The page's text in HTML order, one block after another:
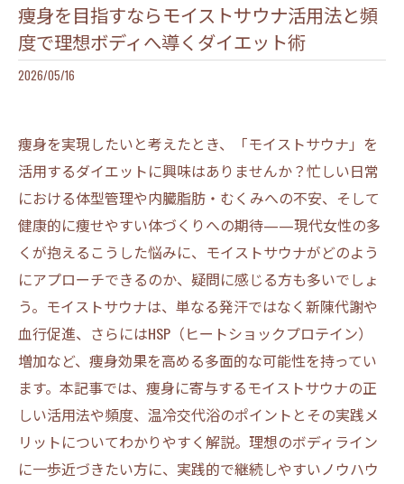
痩身を目指すならモイストサウナ活用法と頻
度で理想ボディへ導くダイエット術
2026/05/16
痩身を実現したいと考えたとき、「モイストサウナ」を
活用するダイエットに興味はありませんか？忙しい日常
における体型管理や内臓脂肪・むくみへの不安、そして
健康的に痩せやすい体づくりへの期待——現代女性の多
くが抱えるこうした悩みに、モイストサウナがどのよう
にアプローチできるのか、疑問に感じる方も多いでしょ
う。モイストサウナは、単なる発汗ではなく新陳代謝や
血行促進、さらにはHSP（ヒートショックプロテイン）
増加など、痩身効果を高める多面的な可能性を持ってい
ます。本記事では、痩身に寄与するモイストサウナの正
しい活用法や頻度、温冷交代浴のポイントとその実践メ
リットについてわかりやすく解説。理想のボディライン
に一歩近づきたい方に、実践的で継続しやすいノウハウ